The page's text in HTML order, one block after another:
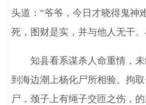
头道：“爷爷，今日才晓得鬼神
死，图财是实，并与他人无干
知县看系谋杀人命重情，未
到海边潮上杨化尸所相验。拘
尸，颈子上有绳子交匝之伤，